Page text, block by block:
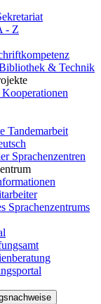
- Z
& Technik
Tandemarbeit
Sprachenzentren
Sprachenzentrums